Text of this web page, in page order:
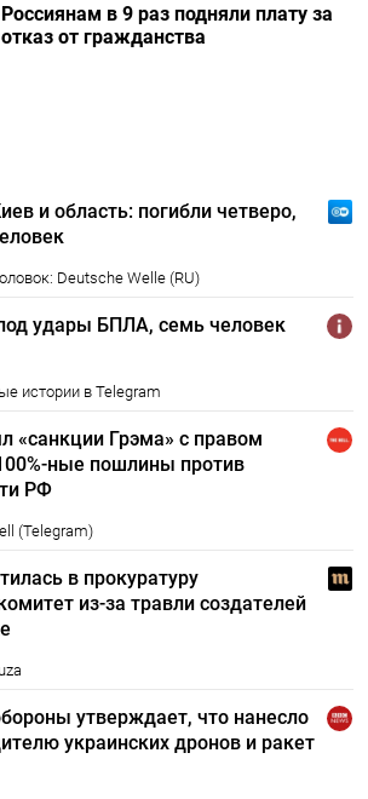
Россиянам в 9 раз подняли плату за
отказ от гражданства